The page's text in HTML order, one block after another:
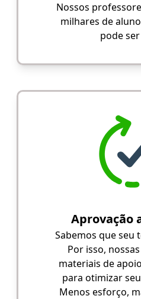
Nossos
milhares de
pode
Aprovação
Sabemos que seu
Por isso,
materiais de
para otimizar
Menos esforço,